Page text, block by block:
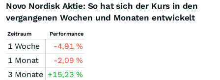
Novo Nordisk Aktie: So hat sich der Kurs in den
vergangenen Wochen und Monaten entwickelt
Zeitraum Performance
1 Woche -4,91%
1 Monat
-2,09%
3 Monate +15,23%